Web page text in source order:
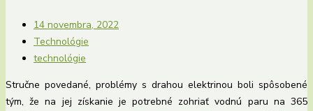
14 novembra, 2022
Technológie
technológie
Stručne povedané, problémy s drahou elektrinou boli spôsobené
tým, že na jej získanie je potrebné zohriať vodnú paru na 365